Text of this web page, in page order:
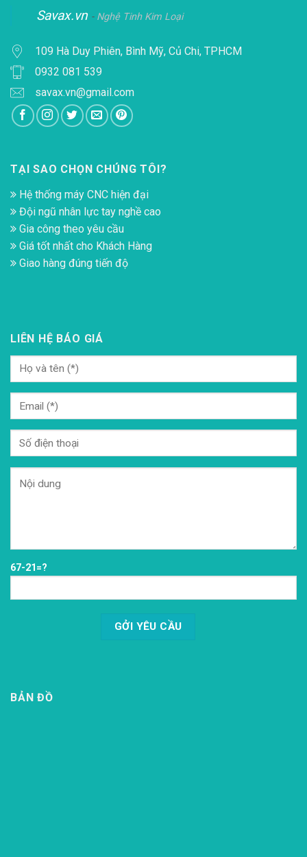
Savax.vn - Nghệ Tinh Kim Loại
109 Hà Duy Phiên, Bình Mỹ, Củ Chi, TPHCM
0932 081 539
savax.vn@gmail.com
TẠI SAO CHỌN CHÚNG TÔI?
Hệ thống máy CNC hiện đại
Đội ngũ nhân lực tay nghề cao
Gia công theo yêu cầu
Giá tốt nhất cho Khách Hàng
Giao hàng đúng tiến độ
LIÊN HỆ BÁO GIÁ
67-21=?
BẢN ĐỒ